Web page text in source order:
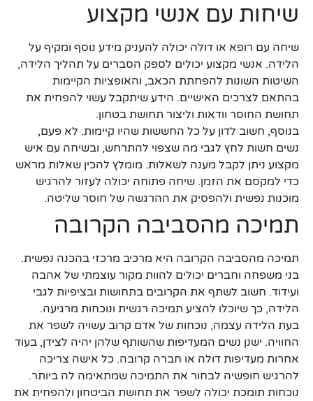
שיחות עם אנשי מקצוע
שיחה עם רופא או דולה יכולה להעניק מידע נוסף ומקיף על
הלידה. אנשי מקצוע יכולים לספק הסברים על תהליך הלידה,
השיטות השונות להפחתת הכאב, והאופציות הקיימות
בהתאם לצרכים האישיים. הידע שיתקבל עשוי להפחית את
תחושת החוסר וודאות וליצור תחושת בטחון.
בנוסף, חשוב לדון על כל החששות שהיו קיימות. לא פעם,
נשים חשות לחץ לגבי מה שצפוי להתרחש, ובשיחה עם איש
מקצוע ניתן לקבל מענה לשאלות. מומלץ להכין שאלות מראש
כדי למקסם את הזמן. שיחה פתוחה יכולה לעזור להרגיש
מוכנות נפשית ולהפסיק את ההרגשה של חוסר שליטה.
תמיכה מהסביבה הקרובה
תמיכה מהסביבה הקרובה היא מרכיב מרכזי בהכנה נפשית.
בני משפחה וחברים יכולים להוות מקור עוצמתי של אהבה
ועידוד. חשוב לשתף את הקרובים בתחושות ובציפיות לגבי
הלידה, כך שיוכלו להציע תמיכה רגשית ונוכחות מרגיעה.
בעת הלידה עצמה, נוכחות של אדם קרוב עשויה לשפר את
החוויה. ישנן נשים המעדיפות שהשותף שלהן יהיה לצידן, בעוד
אחרות מעדיפות דולה או חברה קרובה. כל אישה צריכה
להרגיש חופשיה לבחור את התמיכה שמתאימה לה ביותר.
נוכחות תומכת יכולה לשפר את תחושת הביטחון ולהפחית את